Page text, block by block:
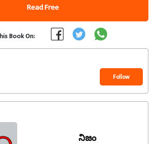
Read Free
Book On:
Follow
నిజం